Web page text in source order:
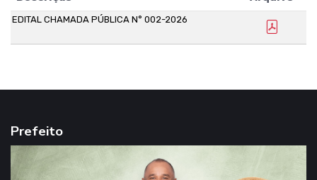
EDITAL CHAMADA PÚBLICA N° 002-2026
Prefeito